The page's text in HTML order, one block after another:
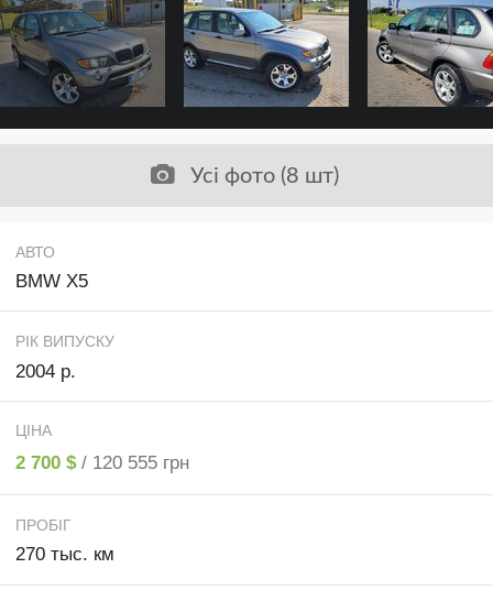
Усі фото (8 шт)
АВТО
BMW X5
РІК ВИПУСКУ
2004 р.
ЦІНА
2 700 $ / 120 555 грн
ПРОБІГ
270 тыс. км